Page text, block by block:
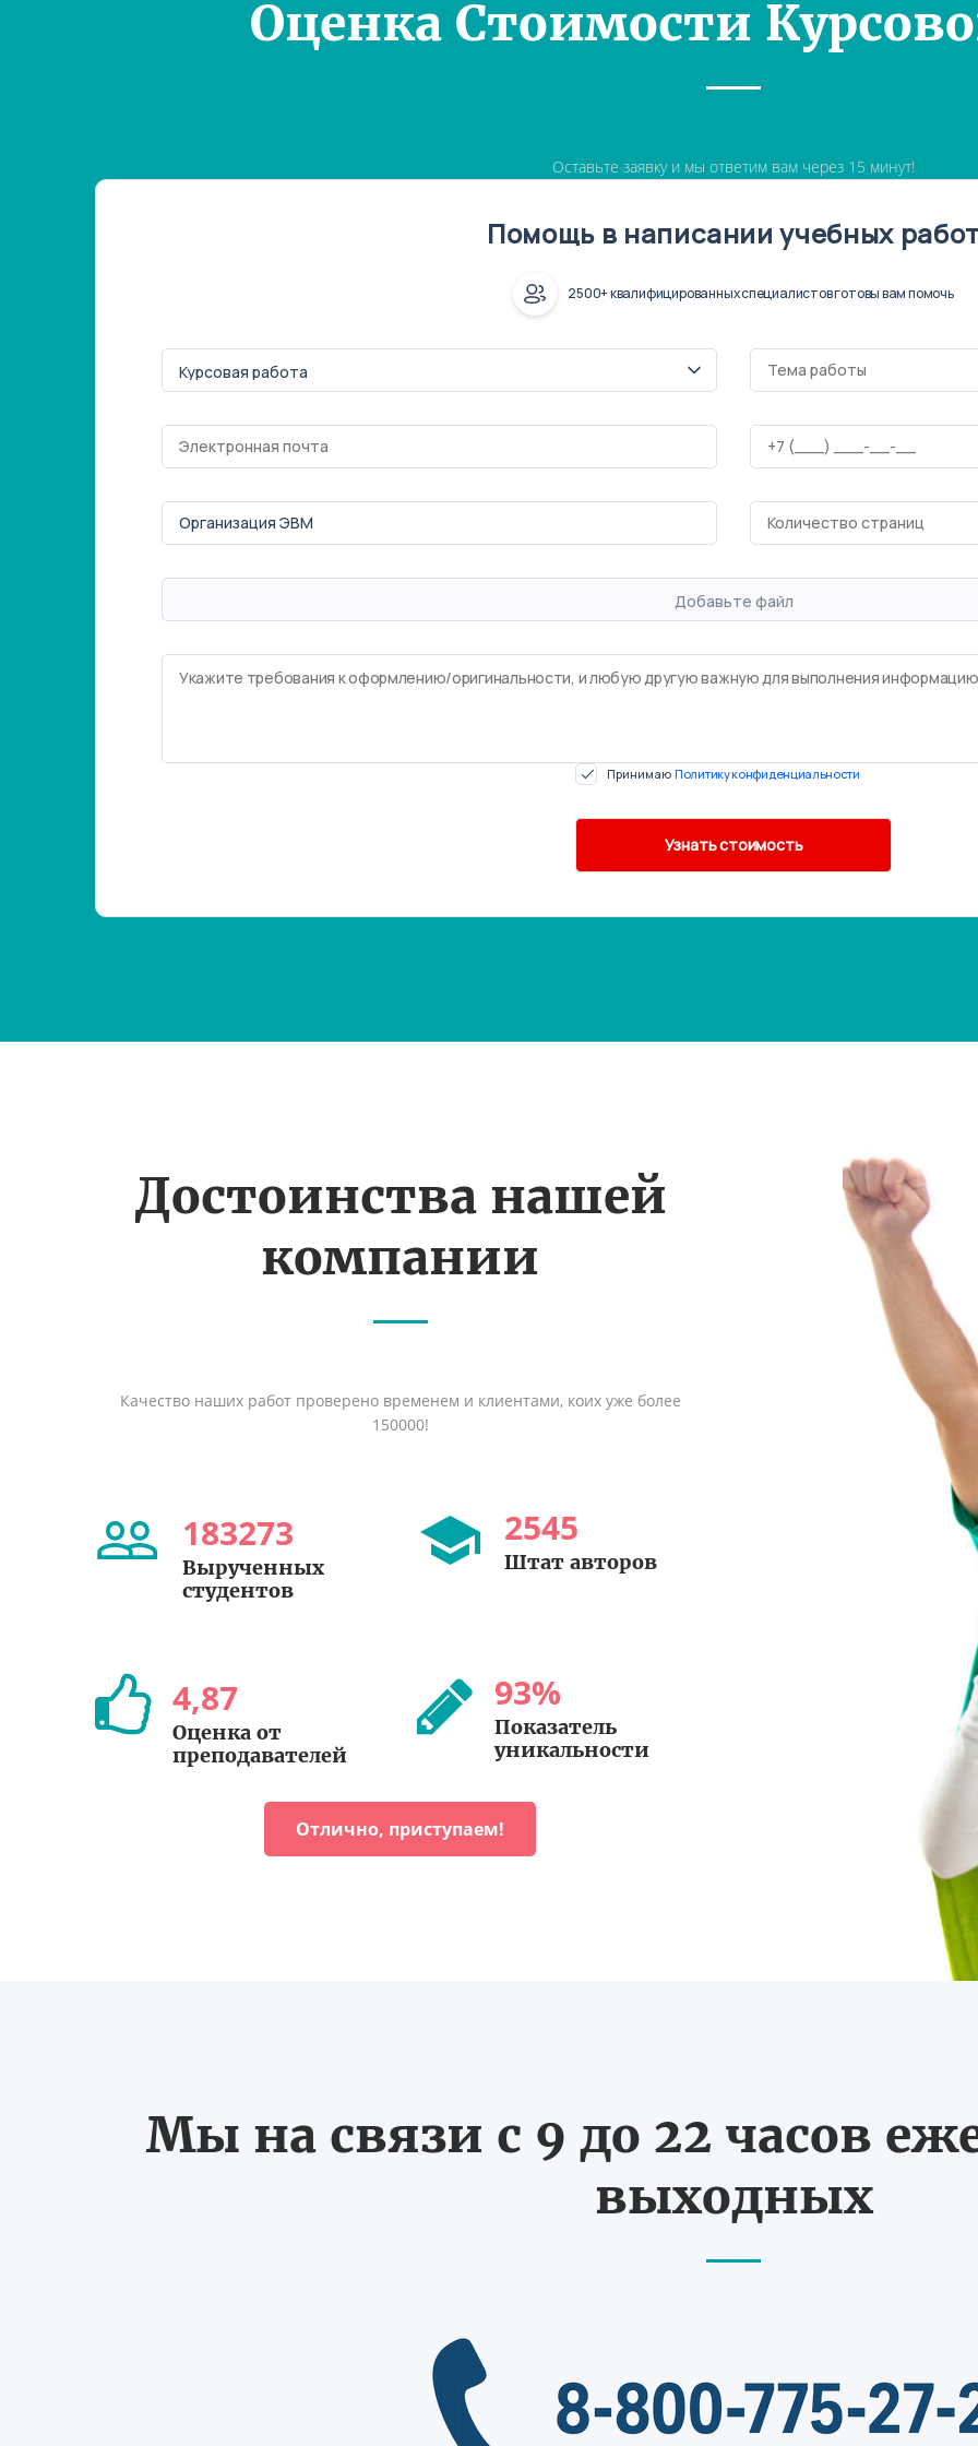
Оценка Стоимости
Оставьте заявку и мы ответим вам через 15 минут!
Помощь в написании учебных
2500+ квалифицированных специалистов готовы вам помочь
Добавьте файл
Принимаю Политику конфиденциальности
Достоинства нашей
компании
Качество наших работ проверено временем и клиентами, коих уже более
150000!
183273
Вырученных
студентов
2545
Штат авторов
4,87
Оценка от
преподавателей
93%
Показатель
уникальности
Отлично, приступаем!
Мы на связи с 9 до 22 часов
выходных